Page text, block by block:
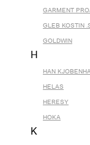
GARMENT
GLEB KOSTIN
GOLDWIN
H
HAN
HELAS
HERESY
HOKA
K